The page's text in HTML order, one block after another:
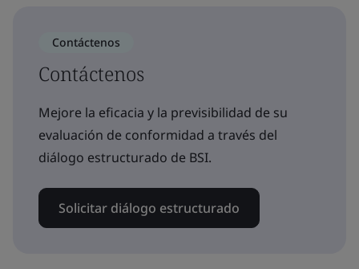
Contáctenos
Contáctenos
Mejore la eficacia y la previsibilidad de su
evaluación de conformidad a través del
diálogo estructurado de BSI.
Solicitar diálogo estructurado